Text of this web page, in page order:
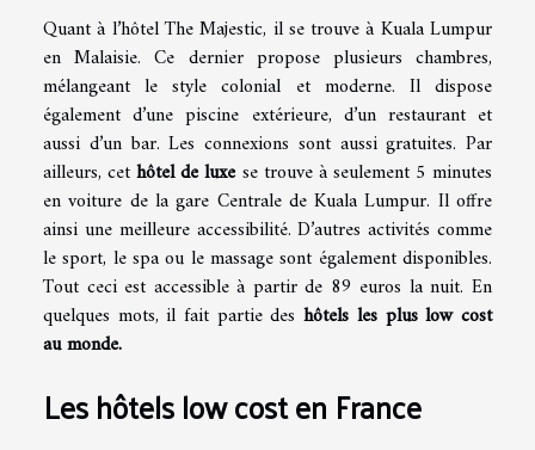
Quant à l’hôtel The Majestic, il se trouve à Kuala Lumpur
en Malaisie. Ce dernier propose plusieurs chambres,
mélangeant le style colonial et moderne. Il dispose
également d’une piscine extérieure, d’un restaurant et
aussi d’un bar. Les connexions sont aussi gratuites. Par
ailleurs, cethôtel de luxese trouve à seulement 5 minutes
en voiture de la gare Centrale de Kuala Lumpur. Il offre
ainsi une meilleure accessibilité. D’autres activités comme
le sport, le spa ou le massage sont également disponibles.
Tout ceci est accessible à partir de 89 euros la nuit. En
quelques mots, il fait partie deshôtels les plus low cost
au monde.
Les hôtels low cost en France